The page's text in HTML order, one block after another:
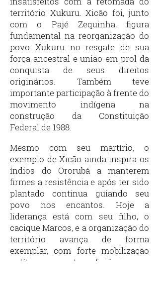
território Xukuru. Xicão foi, junto
com o Pajé Zequinha, figura
fundamental na reorganização do
povo Xukuru no resgate de sua
força ancestral e união em prol da
conquista de seus direitos
originários. Também teve
importante participação à frente do
movimento indígena na
construção da Constituição
Federal de 1988.
Mesmo com seu martírio, o
exemplo de Xicão ainda inspira os
índios do Ororubá a manterem
firmes a resistência e após ter sido
plantado continua guiando seu
povo nos encantos. Hoje a
liderança está com seu filho, o
cacique Marcos, e a organização do
território avança de forma
exemplar, com forte mobilização
política e autossuficiência na